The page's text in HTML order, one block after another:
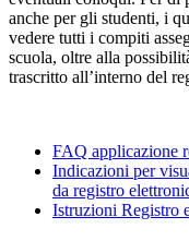
anche per gli studenti, i
vedere tutti i compiti
scuola, oltre alla
trascritto all’interno del
FAQ applicazione
Indicazioni per
da registro
Istruzioni Registro